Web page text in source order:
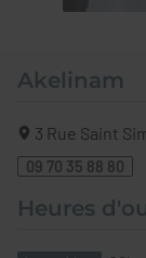
Akelinam
3 Rue Saint
09 70 35 88 80
Heures